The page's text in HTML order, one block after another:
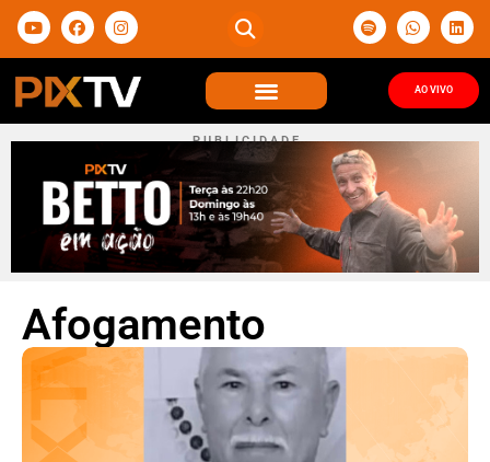
AO VIVO
P U B L I C I D A D E
Afogamento